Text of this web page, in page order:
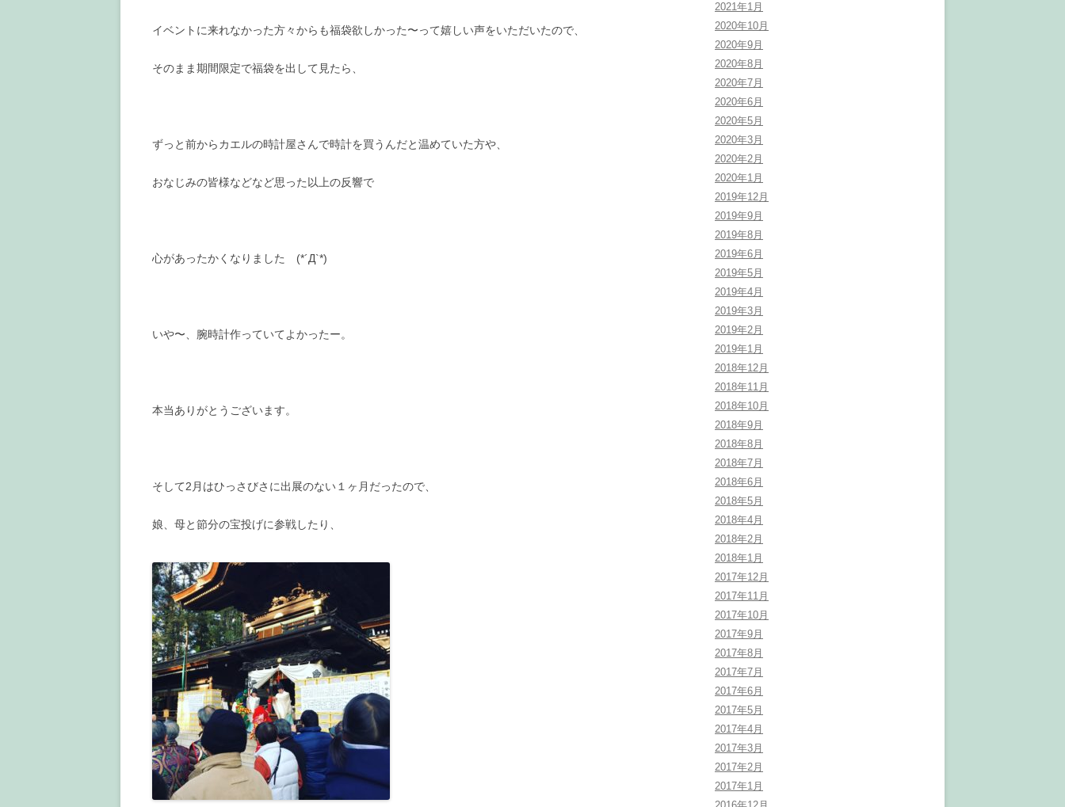
イベントに来れなかった方々からも福袋欲しかった〜って嬉しい声をいただいたので、
そのまま期間限定で福袋を出して見たら、
ずっと前からカエルの時計屋さんで時計を買うんだと温めていた方や、
おなじみの皆様などなど思った以上の反響で
心があったかくなりました (*´Д`*)
いや〜、腕時計作っていてよかったー。
本当ありがとうございます。
そして2月はひっさびさに出展のない１ヶ月だったので、
娘、母と節分の宝投げに参戦したり、
2021年1月
2020年10月
2020年9月
2020年8月
2020年7月
2020年6月
2020年5月
2020年3月
2020年2月
2020年1月
2019年12月
2019年9月
2019年8月
2019年6月
2019年5月
2019年4月
2019年3月
2019年2月
2019年1月
2018年12月
2018年11月
2018年10月
2018年9月
2018年8月
2018年7月
2018年6月
2018年5月
2018年4月
2018年2月
2018年1月
2017年12月
2017年11月
2017年10月
2017年9月
2017年8月
2017年7月
2017年6月
2017年5月
2017年4月
2017年3月
2017年2月
2017年1月